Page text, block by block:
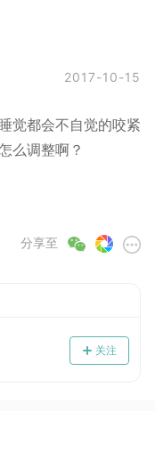
2017-10-15
觉都会不自觉的咬紧
么调整啊？
分享至
关注